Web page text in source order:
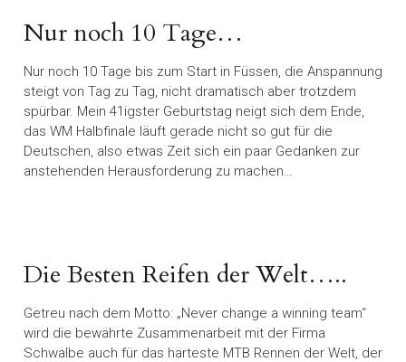
Nur noch 10 Tage…
Nur noch 10 Tage bis zum Start in Füssen, die Anspannung
steigt von Tag zu Tag, nicht dramatisch aber trotzdem
spürbar. Mein 41igster Geburtstag neigt sich dem Ende,
das WM Halbfinale läuft gerade nicht so gut für die
Deutschen, also etwas Zeit sich ein paar Gedanken zur
anstehenden Herausforderung zu machen…
Die Besten Reifen der Welt…..
Getreu nach dem Motto: „Never change a winning team“
wird die bewährte Zusammenarbeit mit der Firma
Schwalbe auch für das härteste MTB Rennen der Welt, der